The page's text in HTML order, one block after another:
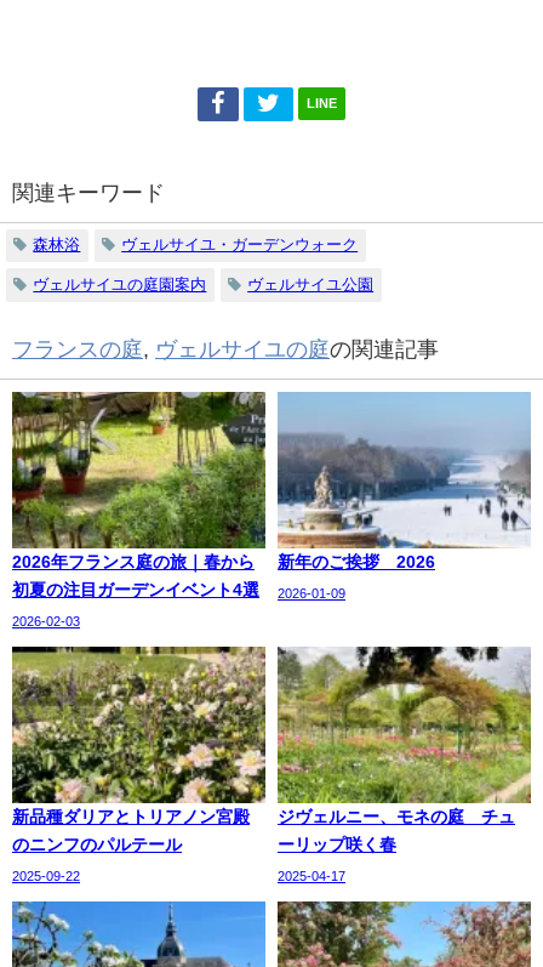
LINE
関連キーワード
森林浴 ヴェルサイユ・ガーデンウォーク
ヴェルサイユの庭園案内 ヴェルサイユ公園
フランスの庭, ヴェルサイユの庭の関連記事
2026年フランス庭の旅｜春から
初夏の注目ガーデンイベント4選
2026-02-03
新年のご挨拶 2026
2026-01-09
新品種ダリアとトリアノン宮殿
のニンフのパルテール
2025-09-22
ジヴェルニー、モネの庭 チュ
ーリップ咲く春
2025-04-17